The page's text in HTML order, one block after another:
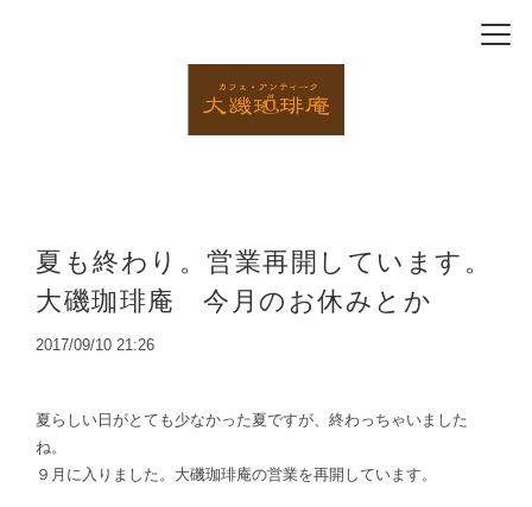
夏も終わり。営業再開しています。
大磯珈琲庵 今月のお休みとか
2017/09/10 21:26
夏らしい日がとても少なかった夏ですが、終わっちゃいました
ね。
９月に入りました。大磯珈琲庵の営業を再開しています。